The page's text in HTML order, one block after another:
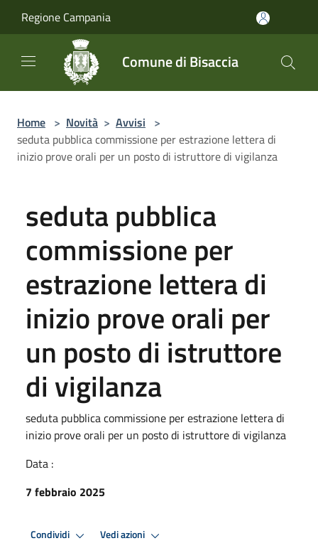
Regione Campania
Comune di Bisaccia
Home > Novità > Avvisi >
seduta pubblica commissione per estrazione lettera di
inizio prove orali per un posto di istruttore di vigilanza
seduta pubblica
commissione per
estrazione lettera di
inizio prove orali per
un posto di istruttore
di vigilanza
seduta pubblica commissione per estrazione lettera di
inizio prove orali per un posto di istruttore di vigilanza
Data :
7 febbraio 2025
Condividi Vedi azioni